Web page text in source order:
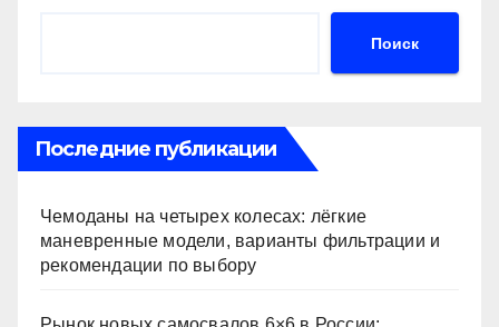
Поиск
Последние публикации
Чемоданы на четырех колесах: лёгкие
маневренные модели, варианты фильтрации и
рекомендации по выбору